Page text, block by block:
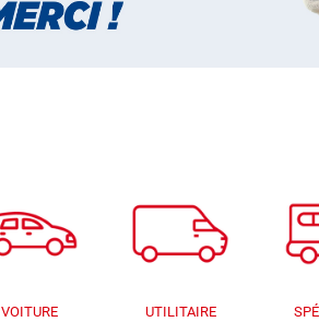
VOITURE UTILITAIRE